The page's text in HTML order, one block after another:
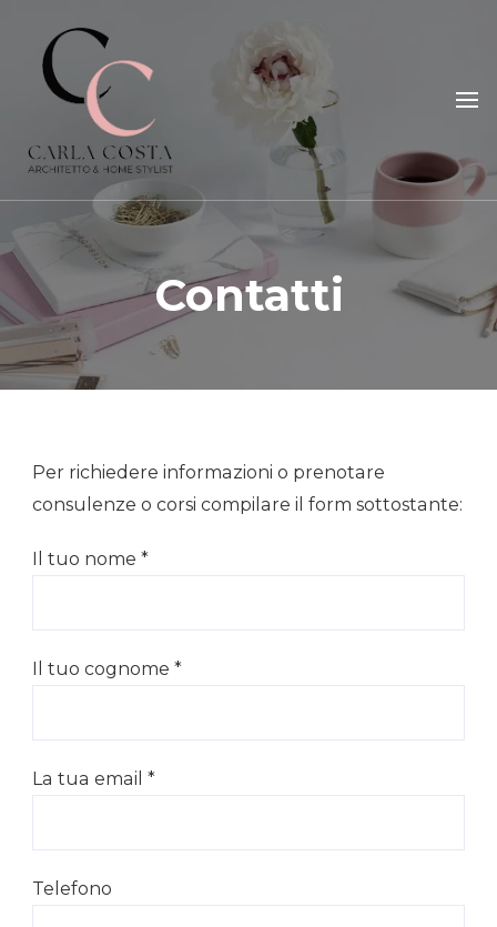
Carla Costa
Home Styling, Interior Relooking, Consulenze e Corsi
Contatti
Per richiedere informazioni o prenotare
consulenze o corsi compilare il form sottostante:
Il tuo nome *
Il tuo cognome *
La tua email *
Telefono